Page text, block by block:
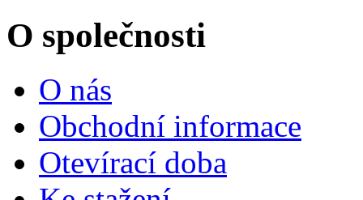
O společnosti
O nás
Obchodní informace
Otevírací doba